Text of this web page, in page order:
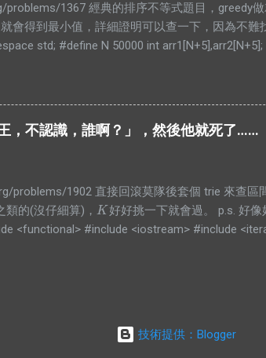
1367 經典的排序不等式題目，greedy
會得到最小值，詳細證明可以查一下，因為不
std; #define N 50000 int
a>b;}); unsigned long long ans=0; for(int
} return 0; }
，不認識，誰啊？」，然後他就死了……
problems/1902 直接回滾莫隊後套個 trie 來查區
類的(沒仔細算)，K
K 好好挑一下就會過。 p.s. 好
<functional> #include <iostream> #include
技術提供：Blogger